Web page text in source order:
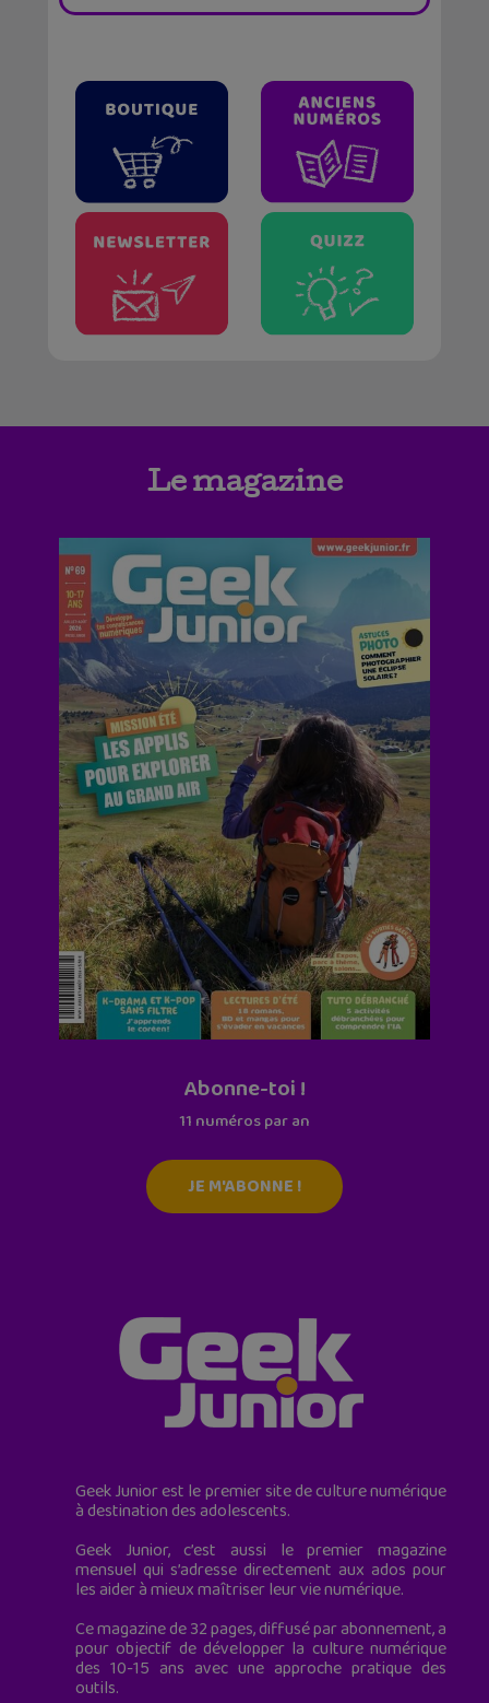
Le magazine
Abonne-toi !
11 numéros par an
JE M'ABONNE !
Geek Junior est le premier site de culture numérique
à destination des adolescents.
Geek Junior, c’est aussi le premier magazine
mensuel qui s’adresse directement aux ados pour
les aider à mieux maîtriser leur vie numérique.
Ce magazine de 32 pages, diffusé par abonnement, a
pour objectif de développer la culture numérique
des 10-15 ans avec une approche pratique des
outils.